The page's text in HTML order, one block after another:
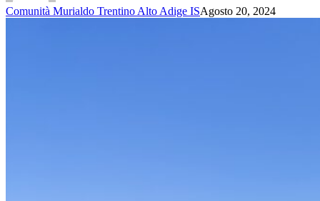
Comunità Murialdo Trentino Alto Adige ISAgosto 20, 2024